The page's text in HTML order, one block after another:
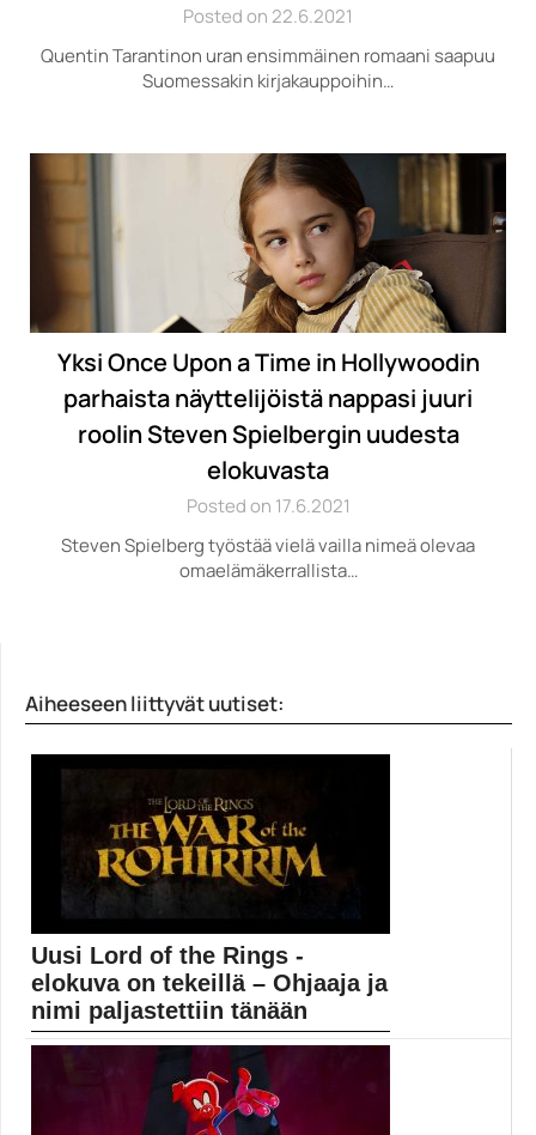
Posted on 22.6.2021
Quentin Tarantinon uran ensimmäinen romaani saapuu
Suomessakin kirjakauppoihin…
Yksi Once Upon a Time in Hollywoodin
parhaista näyttelijöistä nappasi juuri
roolin Steven Spielbergin uudesta
elokuvasta
Posted on 17.6.2021
Steven Spielberg työstää vielä vailla nimeä olevaa
omaelämäkerrallista…
Aiheeseen liittyvät uutiset:
Uusi Lord of the Rings -
elokuva on tekeillä – Ohjaaja ja
nimi paljastettiin tänään